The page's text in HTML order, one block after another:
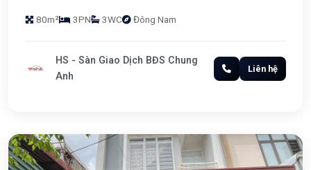
80m² 3PN 3WC Đông Nam
HS - Sàn Giao Dịch BĐS Chung
Anh
Liên hệ